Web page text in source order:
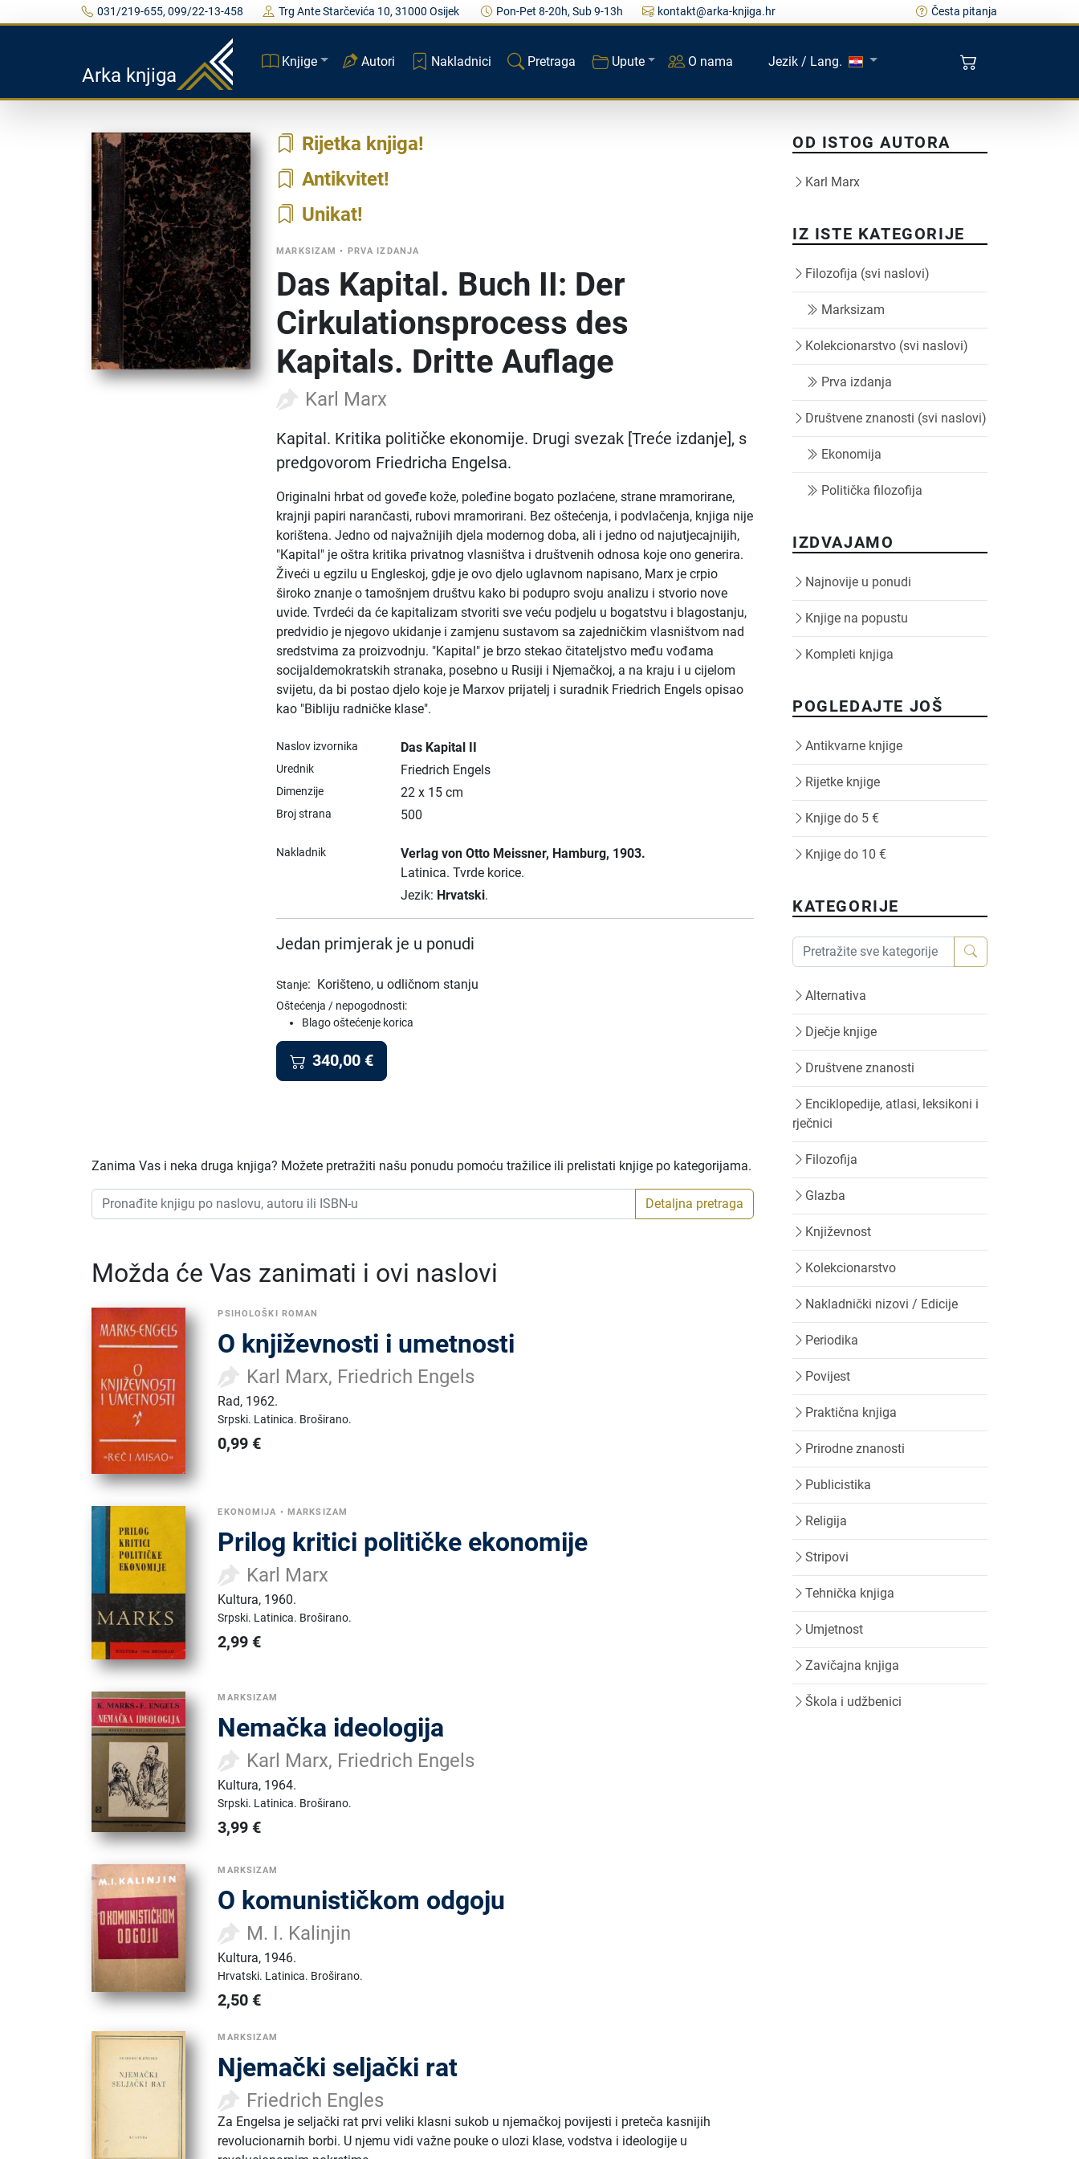
031/219-655, 099/22-13-458 Trg Ante Starčevića 10, 31000 Osijek Pon-Pet 8-20h, Sub 9-13h kontakt@arka-knjiga.hr Česta pitanja
Arka knjiga
Knjige Autori Nakladnici Pretraga Upute O nama Jezik / Lang.
Rijetka knjiga
Antikvitet
Unikat
MARKSIZAM • PRVA IZDANJA
Das Kapital. Buch II: Der
Cirkulationsprocess des
Kapitals. Dritte Auflage
Karl Marx
Kapital. Kritika političke ekonomije. Drugi svezak [Treće izdanje], s
predgovorom Friedricha Engelsa.
Originalni hrbat od goveđe kože, poleđine bogato pozlaćene, strane mramorirane,
krajnji papiri narančasti, rubovi mramorirani. Bez oštećenja, i podvlačenja, knjiga nije
korištena. Jedno od najvažnijih djela modernog doba, ali i jedno od najutjecajnijih,
"Kapital" je oštra kritika privatnog vlasništva i društvenih odnosa koje ono generira.
Živeći u egzilu u Engleskoj, gdje je ovo djelo uglavnom napisano, Marx je crpio
široko znanje o tamošnjem društvu kako bi podupro svoju analizu i stvorio nove
uvide. Tvrdeći da će kapitalizam stvoriti sve veću podjelu u bogatstvu i blagostanju,
predvidio je njegovo ukidanje i zamjenu sustavom sa zajedničkim vlasništvom nad
sredstvima za proizvodnju. "Kapital" je brzo stekao čitateljstvo među vođama
socijaldemokratskih stranaka, posebno u Rusiji i Njemačkoj, a na kraju i u cijelom
svijetu, da bi postao djelo koje je Marxov prijatelj i suradnik Friedrich Engels opisao
kao "Bibliju radničke klase".
Naslov izvornika Das Kapital II
Urednik Friedrich Engels
Dimenzije 22 x 15 cm
Broj strana 500
Nakladnik Verlag von Otto Meissner, Hamburg, 1903.
Latinica. Tvrde korice.
Jezik: Hrvatski.
Jedan primjerak je u ponudi
Stanje: Korišteno, u odličnom stanju
Oštećenja / nepogodnosti:
Blago oštećenje korica
340,00 €
Zanima Vas i neka druga knjiga? Možete pretražiti našu ponudu pomoću tražilice ili prelistati knjige po kategorijama.
Detaljna pretraga
Možda će Vas zanimati i ovi naslovi
PSIHOLOŠKI ROMAN
O književnosti i umetnosti
Karl Marx, Friedrich Engels
Rad, 1962.
Srpski. Latinica. Broširano.
0,99 €
EKONOMIJA • MARKSIZAM
Prilog kritici političke ekonomije
Karl Marx
Kultura, 1960.
Srpski. Latinica. Broširano.
2,99 €
MARKSIZAM
Nemačka ideologija
Karl Marx, Friedrich Engels
Kultura, 1964.
Srpski. Latinica. Broširano.
3,99 €
MARKSIZAM
O komunističkom odgoju
M. I. Kalinjin
Kultura, 1946.
Hrvatski. Latinica. Broširano.
2,50 €
MARKSIZAM
Njemački seljački rat
Friedrich Engles
Za Engelsa je seljački rat prvi veliki klasni sukob u njemačkoj povijesti i preteča kasnijih
revolucionarnih borbi. U njemu vidi važne pouke o ulozi klase, vodstva i ideologije u
OD ISTOG AUTORA
Karl Marx
IZ ISTE KATEGORIJE
Filozofija (svi naslovi)
Marksizam
Kolekcionarstvo (svi naslovi)
Prva izdanja
Društvene znanosti (svi naslovi)
Ekonomija
Politička filozofija
IZDVAJAMO
Najnovije u ponudi
Knjige na popustu
Kompleti knjiga
POGLEDAJTE JOŠ
Antikvarne knjige
Rijetke knjige
Knjige do 5 €
Knjige do 10 €
KATEGORIJE
Alternativa
Dječje knjige
Društvene znanosti
Enciklopedije, atlasi, leksikoni i
rječnici
Filozofija
Glazba
Književnost
Kolekcionarstvo
Nakladnički nizovi / Edicije
Periodika
Povijest
Praktična knjiga
Prirodne znanosti
Publicistika
Religija
Stripovi
Tehnička knjiga
Umjetnost
Zavičajna knjiga
Škola i udžbenici